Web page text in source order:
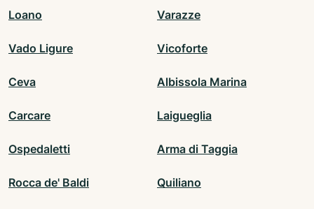
Loano Varazze
Vado Ligure Vicoforte
Ceva Albissola Marina
Carcare Laigueglia
Ospedaletti Arma di Taggia
Rocca de' Baldi Quiliano